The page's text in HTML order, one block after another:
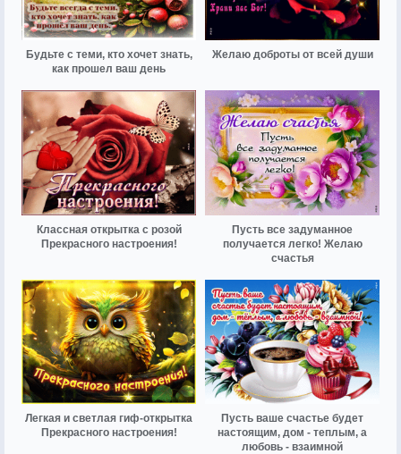
Будьте с теми, кто хочет знать,
как прошел ваш день
Желаю доброты от всей души
Классная открытка с розой
Прекрасного настроения!
Пусть все задуманное
получается легко! Желаю
счастья
Легкая и светлая гиф-открытка
Прекрасного настроения!
Пусть ваше счастье будет
настоящим, дом - теплым, а
любовь - взаимной